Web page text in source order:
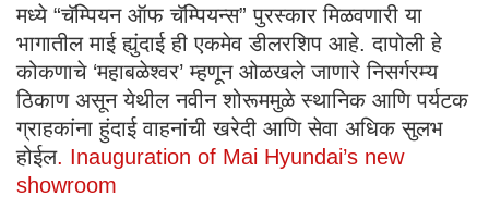
मध्ये “चॅम्पियन ऑफ चॅम्पियन्स” पुरस्कार मिळवणारी या
भागातील माई ह्युंदाई ही एकमेव डीलरशिप आहे. दापोली हे
कोकणाचे ‘महाबळेश्वर’ म्हणून ओळखले जाणारे निसर्गरम्य
ठिकाण असून येथील नवीन शोरूममुळे स्थानिक आणि पर्यटक
ग्राहकांना हुंदाई वाहनांची खरेदी आणि सेवा अधिक सुलभ
होईल. Inauguration of Mai Hyundai’s new
showroom